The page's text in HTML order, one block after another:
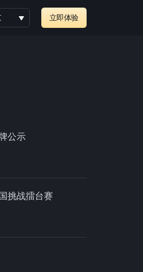
立即体验
公示
挑战擂台赛